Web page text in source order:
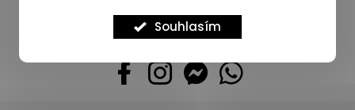
Souhlasím
+420 736 708 220
info@mj-krasazdravi.cz